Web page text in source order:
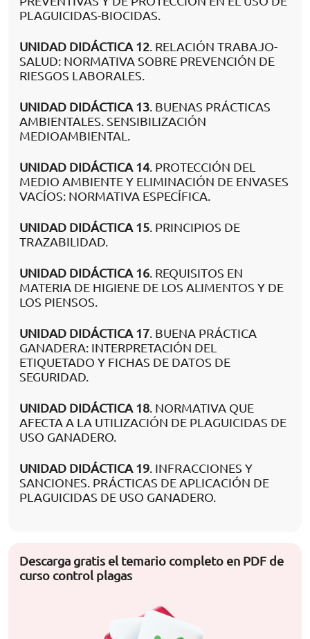
PLAGUICIDAS-BIOCIDAS.
UNIDAD DIDÁCTICA 12. RELACIÓN TRABAJO-
SALUD: NORMATIVA SOBRE PREVENCIÓN DE
RIESGOS LABORALES.
UNIDAD DIDÁCTICA 13. BUENAS PRÁCTICAS
AMBIENTALES. SENSIBILIZACIÓN
MEDIOAMBIENTAL.
UNIDAD DIDÁCTICA 14. PROTECCIÓN DEL
MEDIO AMBIENTE Y ELIMINACIÓN DE ENVASES
VACÍOS: NORMATIVA ESPECÍFICA.
UNIDAD DIDÁCTICA 15. PRINCIPIOS DE
TRAZABILIDAD.
UNIDAD DIDÁCTICA 16. REQUISITOS EN
MATERIA DE HIGIENE DE LOS ALIMENTOS Y DE
LOS PIENSOS.
UNIDAD DIDÁCTICA 17. BUENA PRÁCTICA
GANADERA: INTERPRETACIÓN DEL
ETIQUETADO Y FICHAS DE DATOS DE
SEGURIDAD.
UNIDAD DIDÁCTICA 18. NORMATIVA QUE
AFECTA A LA UTILIZACIÓN DE PLAGUICIDAS DE
USO GANADERO.
UNIDAD DIDÁCTICA 19. INFRACCIONES Y
SANCIONES. PRÁCTICAS DE APLICACIÓN DE
PLAGUICIDAS DE USO GANADERO.
Descarga gratis el temario completo en PDF de
curso control plagas